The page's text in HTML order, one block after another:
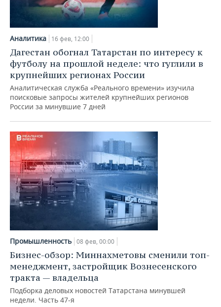
Аналитика 16 фев, 12:00
Дагестан обогнал Татарстан по интересу к
футболу на прошлой неделе: что гуглили в
крупнейших регионах России
Аналитическая служба «Реального времени» изучила
поисковые запросы жителей крупнейших регионов
России за минувшие 7 дней
Промышленность 08 фев, 00:00
Бизнес-обзор: Миннахметовы сменили топ-
менеджмент, застройщик Вознесенского
тракта — владельца
Подборка деловых новостей Татарстана минувшей
недели. Часть 47-я